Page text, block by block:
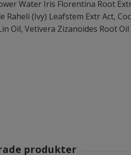
Water Iris Florentina Root
(Ivy) Leafstem Extr Act,
Oil, Vetivera Zizanoides Root Oil